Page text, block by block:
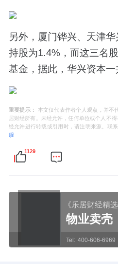
另外，厦门铧兴、天津
持股为1.4%，而这三名
基金，据此，华兴资本一
重要提示：
本文仅代表作者个人观点，并不
居财经所有。未经允许，任何单位或个人不
经允许进行转载或引用时，请注明来源。联
服
1129
《乐居财经精选
物业卖壳
Tel: 400-606-6969